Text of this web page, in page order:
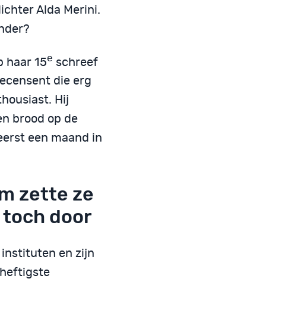
Alda Merini.
haar 15e schreef
die erg
Hij
brood op de
een maand in
zette ze
door
instituten en zijn